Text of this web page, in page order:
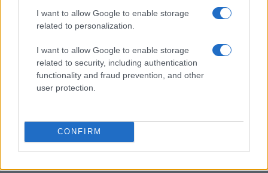
I want to allow Google to enable storage
related to personalization.
I want to allow Google to enable storage
related to security, including authentication
functionality and fraud prevention, and other
user protection.
CONFIRM